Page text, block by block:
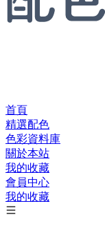
首頁
精選配色
色彩資料庫
關於本站
我的收藏
會員中心
我的收藏